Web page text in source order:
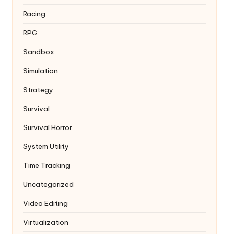
Racing
RPG
Sandbox
Simulation
Strategy
Survival
Survival Horror
System Utility
Time Tracking
Uncategorized
Video Editing
Virtualization